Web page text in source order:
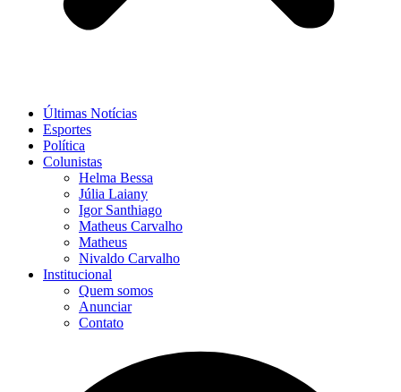
Últimas Notícias
Esportes
Política
Colunistas
Helma Bessa
Júlia Laiany
Igor Santhiago
Matheus Carvalho
Matheus
Nivaldo Carvalho
Institucional
Quem somos
Anunciar
Contato